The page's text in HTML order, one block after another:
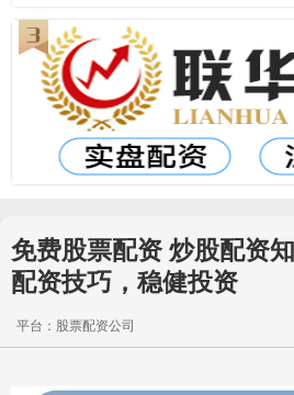
免费股票配资 炒股配资
配资技巧，稳健投资
平台：股票配资公司